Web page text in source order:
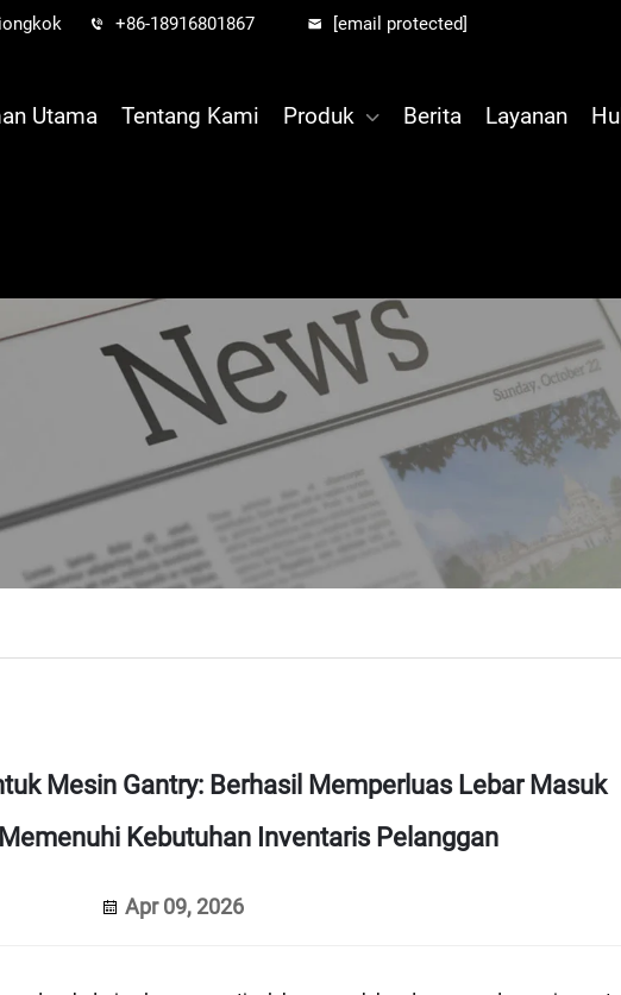
+86-18916801867 [email protected]
Utama Tentang Kami Produk Berita Layanan
Mesin Gantry: Berhasil Memperluas Lebar Masuk
Kebutuhan Inventaris Pelanggan
Apr 09, 2026